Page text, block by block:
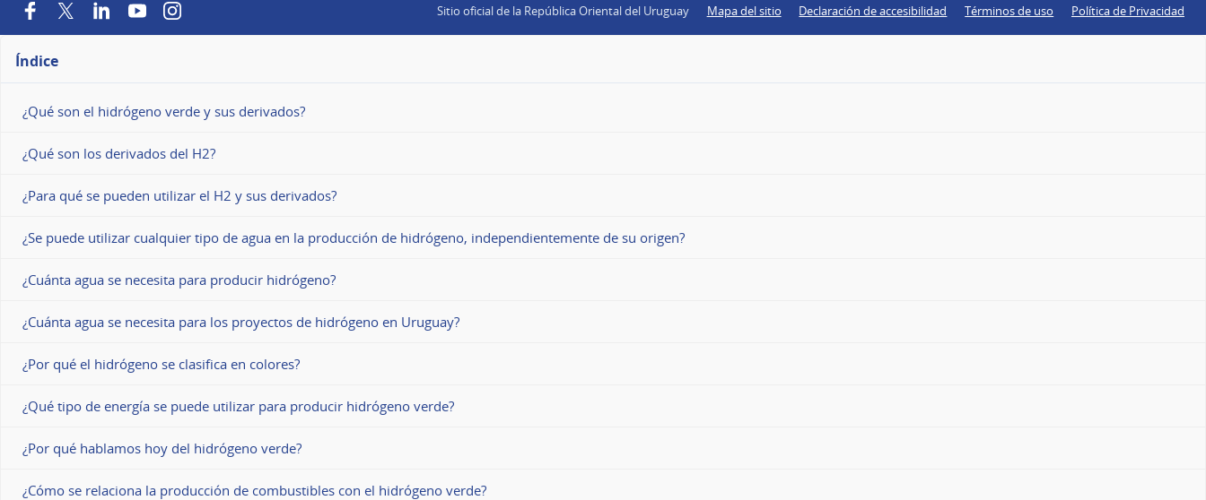
FacebookTwitterLinkedInYouTubeInstagram Sitio oficial de la República Oriental del Uruguay Mapa del sitio Declaración de accesibilidad Términos de uso Política de Privacidad
Índice
¿Qué son el hidrógeno verde y sus derivados?
¿Qué son los derivados del H2?
¿Para qué se pueden utilizar el H2 y sus derivados?
¿Se puede utilizar cualquier tipo de agua en la producción de hidrógeno, independientemente de su origen?
¿Cuánta agua se necesita para producir hidrógeno?
¿Cuánta agua se necesita para los proyectos de hidrógeno en Uruguay?
¿Por qué el hidrógeno se clasifica en colores?
¿Qué tipo de energía se puede utilizar para producir hidrógeno verde?
¿Por qué hablamos hoy del hidrógeno verde?
¿Cómo se relaciona la producción de combustibles con el hidrógeno verde?